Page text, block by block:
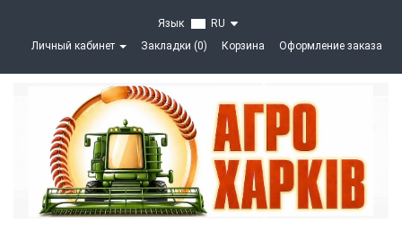
Язык
RU
Личный кабинет
Закладки (0) Корзина Оформление заказа